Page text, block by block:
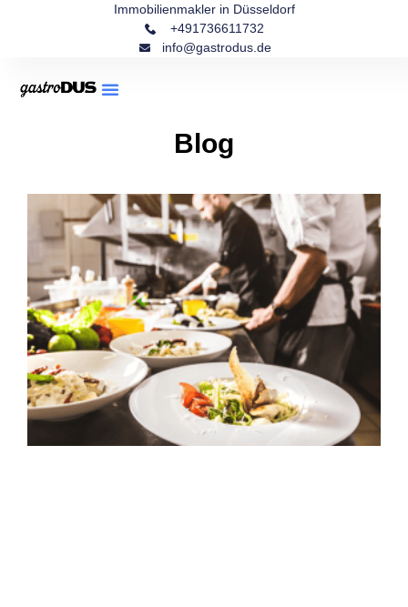
Immobilienmakler in Düsseldorf
info@gastrodus.de
+491736611732
Blog